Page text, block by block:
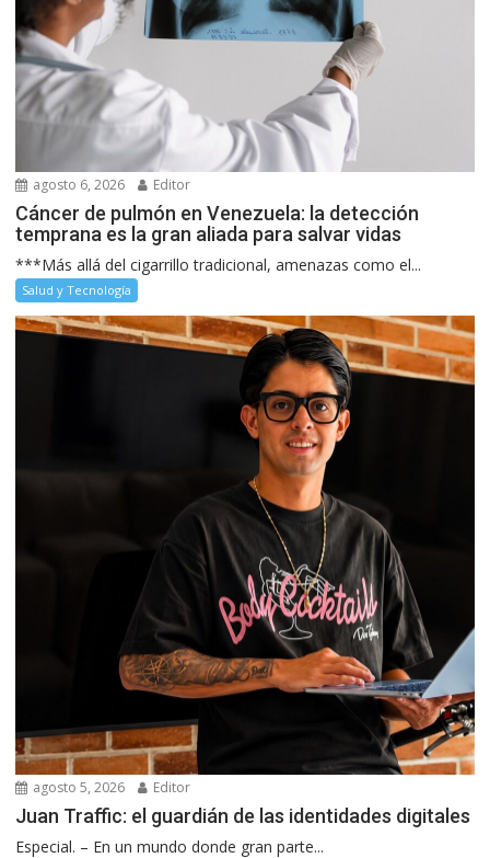
agosto 6, 2026 Editor
Cáncer de pulmón en Venezuela: la detección
temprana es la gran aliada para salvar vidas
***Más allá del cigarrillo tradicional, amenazas como el...
Salud y Tecnología
agosto 5, 2026 Editor
Juan Traffic: el guardián de las identidades digitales
Especial. – En un mundo donde gran parte...